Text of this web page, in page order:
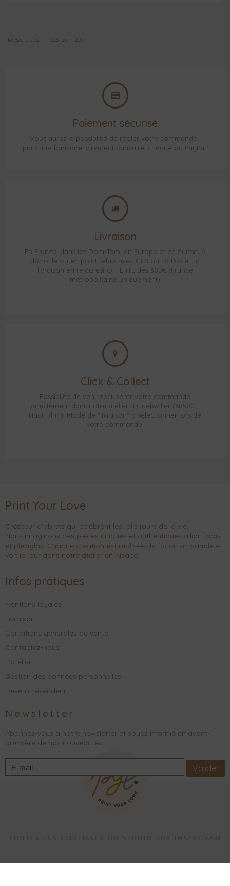
Résultats 1 - 23 sur 23.
Paiement sécurisé
Vous aurez la possibilité de régler votre commande :
par carte bancaire, virement bancaire, chèque ou PayPal.
Livraison
En France, dans les Dom-Tom, en Europe et en Suisse. À
domicile ou en point relais avec GLS ou La Poste. La
livraison en relais est OFFERTE dès 300€ (France
métropolitaine uniquement)
Click & Collect
Possibilité de venir récupérer votre commande
directement dans notre atelier à Guebwiller (68500 -
Haut-Rhin). Mode de "livraison" à sélectionner lors de
votre commande.
Print Your Love
Créateur d'objets qui célèbrent les jolis jours de la vie.
Nous imaginons des pièces uniques et authentiques alliant bois
et plexiglas. Chaque création est réalisée de façon artisanale et
voit le jour dans notre atelier en Alsace.
Infos pratiques
Mentions légales
Livraison
Conditions générales de vente
Contactez-nous
L'atelier
Gestion des données personnelles
Devenir revendeur
Newsletter
Abonnez-vous à notre newsletter et soyez informé en avant-
première de nos nouveautés !
Valider